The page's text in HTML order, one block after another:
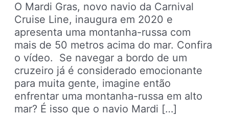
O Mardi Gras, novo navio da Carnival
Cruise Line, inaugura em 2020 e
apresenta uma montanha-russa com
mais de 50 metros acima do mar. Confira
o vídeo. Se navegar a bordo de um
cruzeiro já é considerado emocionante
para muita gente, imagine então
enfrentar uma montanha-russa em alto
mar? É isso que o navio Mardi […]